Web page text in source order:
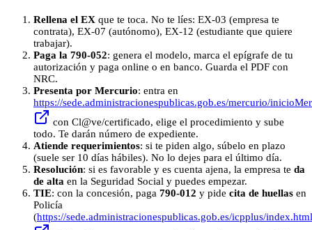
Rellena el EX que te toca. No te líes: EX-03 (empresa te
contrata), EX-07 (autónomo), EX-12 (estudiante que quiere
trabajar).
Paga la 790-052: genera el modelo, marca el epígrafe de tu
autorización y paga online o en banco. Guarda el PDF con
NRC.
Presenta por Mercurio: entra en
https://sede.administracionespublicas.gob.es/mercurio/
con Cl@ve/certificado, elige el procedimiento y sube
todo. Te darán número de expediente.
Atiende requerimientos: si te piden algo, súbelo en plazo
(suele ser 10 días hábiles). No lo dejes para el último día.
Resolución: si es favorable y es cuenta ajena, la empresa te da
de alta en la Seguridad Social y puedes empezar.
TIE: con la concesión, paga 790-012 y pide cita de huellas en
Policía
(https://sede.administracionespublicas.gob.es/icpplus/index.html